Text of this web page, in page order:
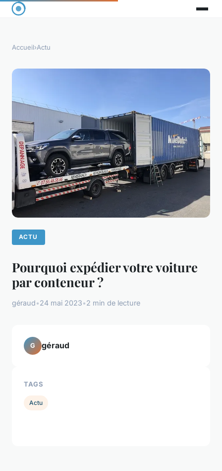
Accueil›Actu
ACTU
Pourquoi expédier votre voiture
par conteneur ?
géraud•24 mai 2023•2 min de lecture
G géraud
TAGS
Actu